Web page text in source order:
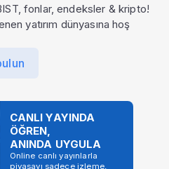
fonlar, endeksler & kripto!
yatırım dünyasına hoş
CANLI YAYINDA
ÖĞREN,
ANINDA UYGULA
Online canlı yayınlarla
piyasayı sadece izleme,